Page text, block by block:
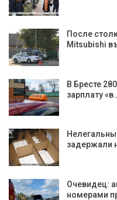
После
Mitsubishi
В Бресте
зарплату
задержали
Очевидец:
номерами